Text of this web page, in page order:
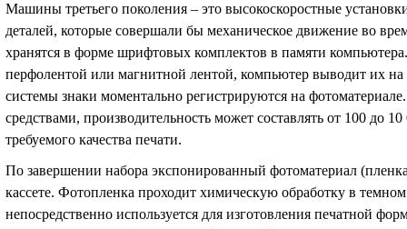
Машины третьего поколения – это высокоскоростные
деталей, которые совершали бы механическое движение во
хранятся в форме шрифтовых комплектов в памяти
перфолентой или магнитной лентой, компьютер выводит их
системы знаки моментально регистрируются на
средствами, производительность может составлять от 100 до
требуемого качества печати.
По завершении набора экспонированный фотоматериал
кассете. Фотопленка проходит химическую обработку в
непосредственно используется для изготовления печатной